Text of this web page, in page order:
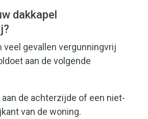
dakkapel
veel gevallen vergunningvrij
aan de volgende
de achterzijde of een niet-
van de woning.